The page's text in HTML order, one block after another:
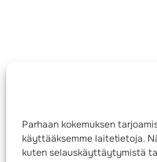
Parhaan kokemuksen
käyttääksemme laitetietoja.
kuten selauskäyttäytymistä